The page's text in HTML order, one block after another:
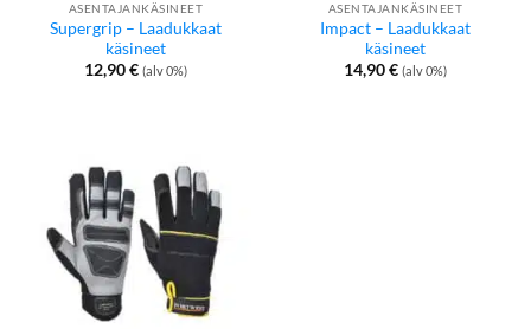
ASENTAJANKÄSINEET
Supergrip – Laadukkaat
käsineet
12,90€ (alv 0%)
ASENTAJANKÄSINEET
Impact – Laadukkaat
käsineet
14,90€ (alv 0%)